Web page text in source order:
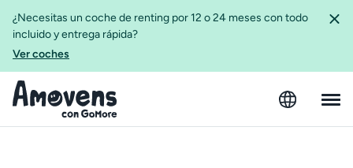
¿Necesitas un coche de renting por 12 o 24 meses con todo
incluido y entrega rápida?
Ver coches